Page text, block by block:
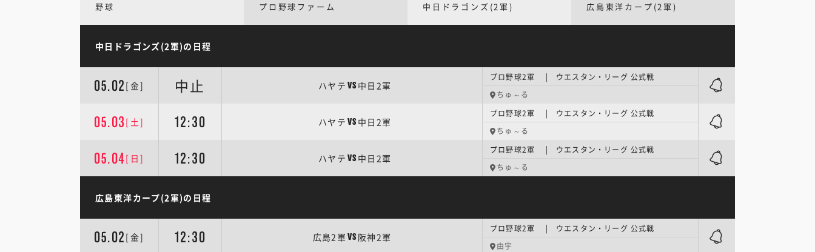
野球 プロ野球ファーム 中日ドラゴンズ(2軍) 広島東洋カープ(2軍)
中日ドラゴンズ(2軍)の日程
05.02 [金] 中止 ハヤテ VS 中日2軍
プロ野球2軍 | ウエスタン・リーグ 公式戦
ちゅ～る
05.03 [土] 12:30 ハヤテ VS 中日2軍
プロ野球2軍 | ウエスタン・リーグ 公式戦
ちゅ～る
05.04[日] 12:30 ハヤテ VS 中日2軍
プロ野球2軍 | ウエスタン・リーグ 公式戦
ちゅ～る
広島東洋カープ(2軍)の日程
05.02 [金] 12:30 広島2軍VS 阪神2軍
プロ野球2軍 | ウエスタン・リーグ 公式戦
由宇